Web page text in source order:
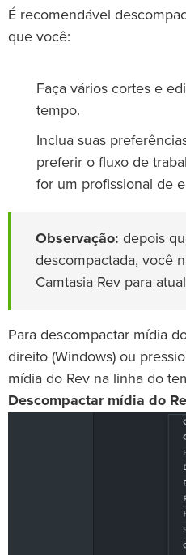
É recomendável
que você:
Faça vários cortes e
tempo.
Inclua suas
preferir o fluxo de
for um profissional de
Observação: depois
descompactada, você
Camtasia Rev para
Para descompactar mídia
direito (Windows) ou
mídia do Rev na linha do
Descompactar mídia do